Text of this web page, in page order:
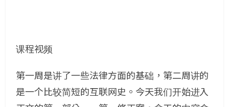
课程视频
第一周是讲了一些法律方面的基础，第二周讲的
是一个比较简短的互联网史。今天我们开始进入